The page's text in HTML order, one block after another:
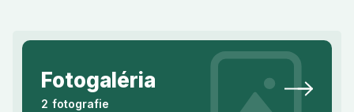
Fotogaléria
2 fotografie